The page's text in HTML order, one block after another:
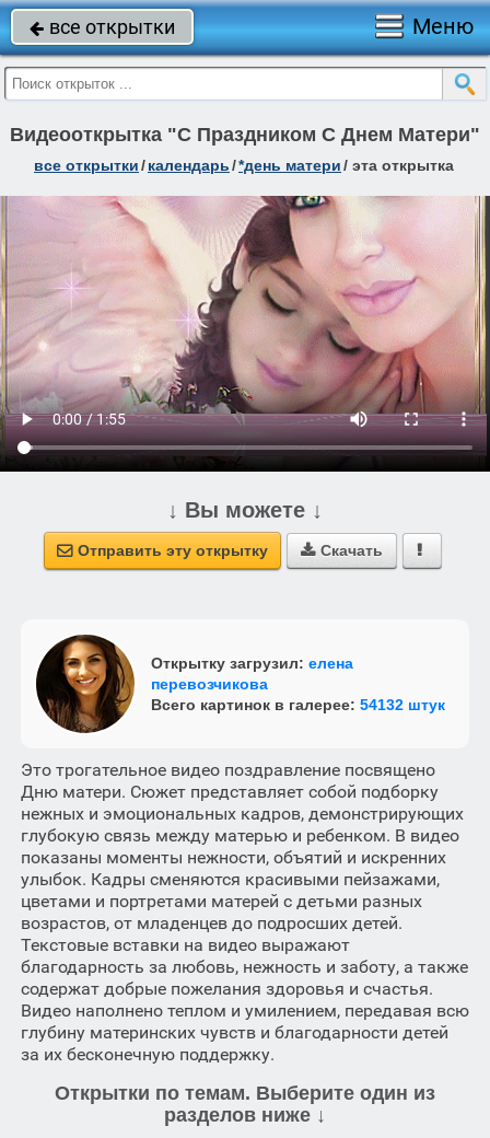
 все открытки Меню
Видеооткрытка "С Праздником С Днем Матери"
все открытки/календарь/*день матери/ эта открытка
↓ Вы можете ↓
 Отправить эту открытку  Скачать 
Открытку загрузил: елена
перевозчикова
Всего картинок в галерее: 54132 штук
Это трогательное видео поздравление посвящено
Дню матери. Сюжет представляет собой подборку
нежных и эмоциональных кадров, демонстрирующих
глубокую связь между матерью и ребенком. В видео
показаны моменты нежности, объятий и искренних
улыбок. Кадры сменяются красивыми пейзажами,
цветами и портретами матерей с детьми разных
возрастов, от младенцев до подросших детей.
Текстовые вставки на видео выражают
благодарность за любовь, нежность и заботу, а также
содержат добрые пожелания здоровья и счастья.
Видео наполнено теплом и умилением, передавая всю
глубину материнских чувств и благодарности детей
за их бесконечную поддержку.
Открытки по темам. Выберите один из
разделов ниже ↓